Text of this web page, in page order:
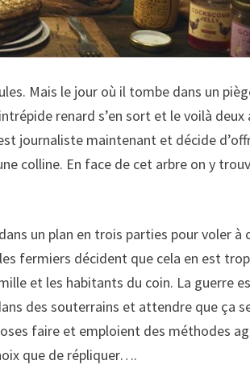
Mais le jour où il tombe dans un
renard s’en sort et le voilà deux
journaliste maintenant et décide
colline. En face de cet arbre on y
un plan en trois parties pour voler à
fermiers décident que cela en est
et les habitants du coin. La guerre
des souterrains et attendre que ça
faire et emploient des méthodes
que de répliquer….